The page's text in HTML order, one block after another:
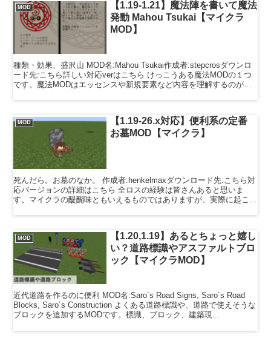
MOD
【1.19-1.21】魔法陣を書いて魔法
発動 Mahou Tsukai【マイクラ
MOD】
種類・効果、盛沢山 MOD名:Mahou Tsukai作成者:stepcrosダウンロ
ード先:こちら詳しい対応verはこちら けっこうある魔法MODの１つ
です。魔法MODはエッセンスや新規要素など内容を理解するのが難
MOD
【1.19-26.x対応】便利系の定番
お墓MOD【マイクラ】
死んだら。お墓のなか。 作成者:henkelmaxダウンロード先:こちら対
応バージョンの詳細はこちら 全ロスの経験は皆さんあると思いま
す。マイクラの醍醐味ともいえるものではありますが、実際に起こる
MOD
【1.20,1.19】あるとちょっと嬉し
い？道路標識やアスファルトブロ
ック【マイクラMOD】
近代道路を作るのに便利 MOD名:Saro´s Road Signs, Saro´s Road
Blocks, Saro´s Construction よくある道路標識や、道路で使えそうな
ブロックを追加するMODです。標識、ブロック、建築現...